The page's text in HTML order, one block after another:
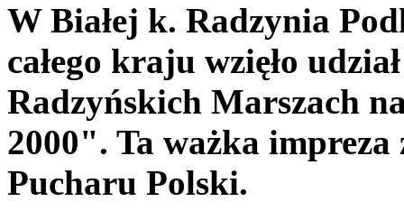
W Białej k. Radzynia
całego kraju wzięło
Radzyńskich Marszach
2000". Ta ważka impreza
Pucharu Polski.